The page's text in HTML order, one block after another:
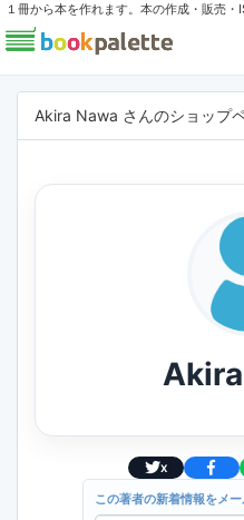
１冊から本を作れます。本の作成・販売・
Akira Nawa さんのショップ
X
この著者の新着情報をメ